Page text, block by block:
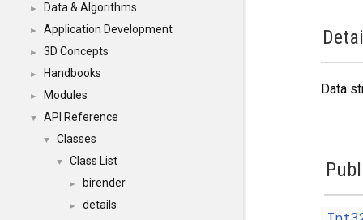
► Data & Algorithms
► Application Development
► 3D Concepts
► Handbooks
► Modules
▼ API Reference
▼ Classes
▼ Class List
► birender
► details
Data